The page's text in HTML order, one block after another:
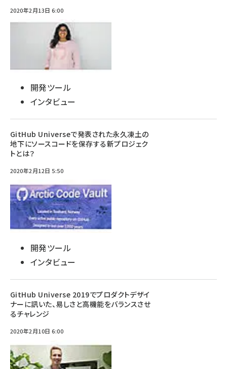
2020年2月13日 6:00
開発ツール
インタビュー
GitHub Universeで発表された永久凍土の
地下にソースコードを保存する新プロジェク
トとは？
2020年2月12日 5:50
開発ツール
インタビュー
GitHub Universe 2019でプロダクトデザイ
ナーに訊いた、易しさと高機能をバランスさせ
るチャレンジ
2020年2月10日 6:00